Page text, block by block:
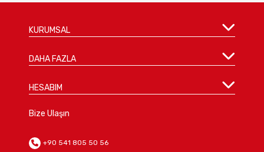
KURUMSAL
DAHA FAZLA
HESABIM
Bize Ulaşın
+90 541 805 50 56